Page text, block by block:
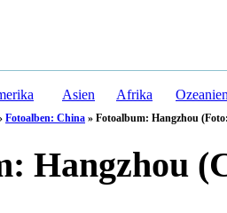
Asien Afrika
Fotoalben: China » Fotoalbum: Hangzhou
Hangzhou